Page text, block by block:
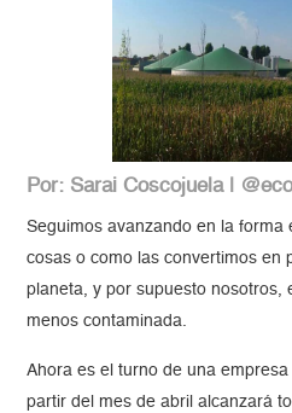
Por: Sarai Coscojuela |
Seguimos avanzando en la forma
cosas o como las convertimos en
planeta, y por supuesto nosotros,
menos contaminada.
Ahora es el turno de una
partir del mes de abril alcanzará